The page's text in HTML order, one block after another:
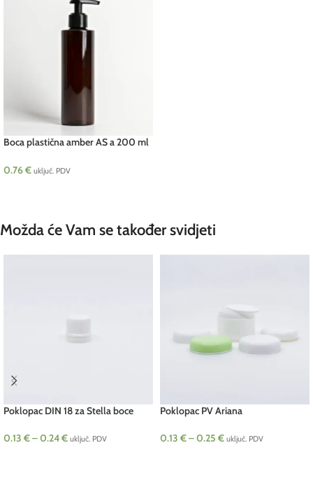
Boca plastična amber AS a 200 ml
0.76€ uključ. PDV
Možda će Vam se također svidjeti
Poklopac DIN 18 za Stella boce
0.13 €–0.24€ uključ. PDV
Poklopac PV Ariana
0.13 €–0.25 € uključ. PDV